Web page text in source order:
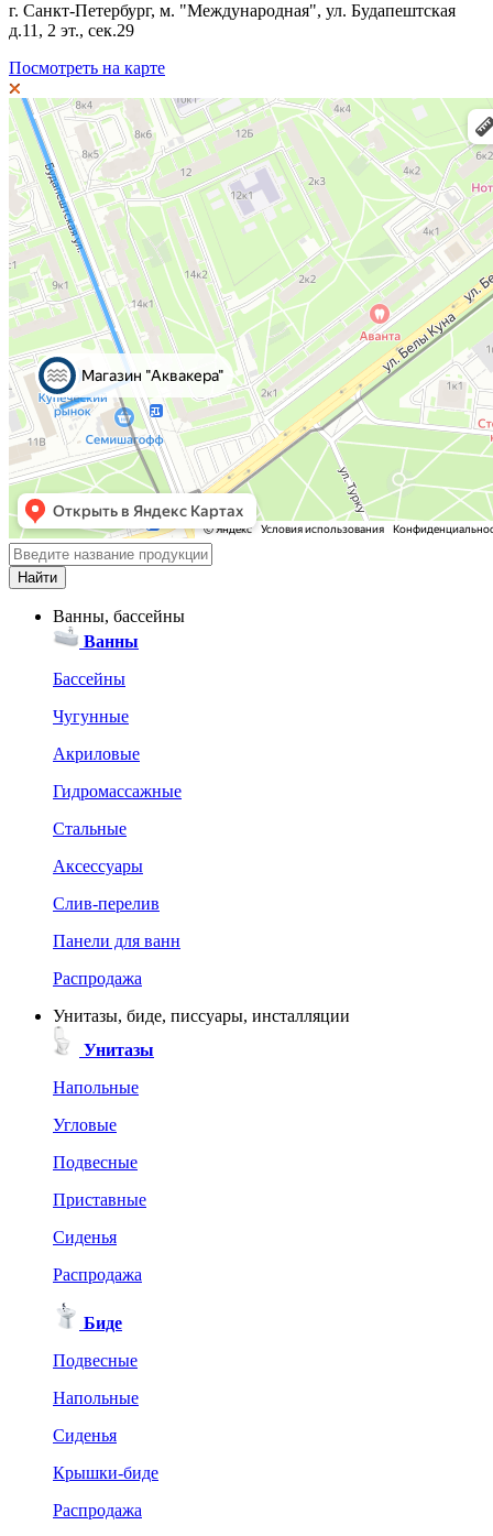
г. Санкт-Петербург, м. "Международная", ул. Будапештская
д.11, 2 эт., сек.29
Посмотреть на карте
Ванны, бассейны
Ванны
Бассейны
Чугунные
Акриловые
Гидромассажные
Стальные
Аксессуары
Слив-перелив
Панели для ванн
Распродажа
Унитазы, биде, писсуары, инсталляции
Унитазы
Напольные
Угловые
Подвесные
Приставные
Сиденья
Распродажа
Биде
Подвесные
Напольные
Сиденья
Крышки-биде
Распродажа